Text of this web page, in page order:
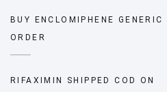
BUY ENCLOMIPHENE GENERIC
ORDER
RIFAXIMIN SHIPPED COD ON